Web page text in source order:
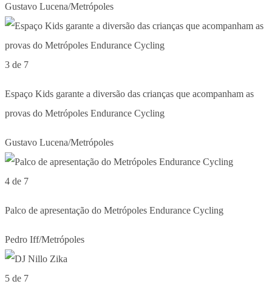
Gustavo Lucena/Metrópoles
3 de 7
Espaço Kids garante a diversão das crianças que acompanham as
provas do Metrópoles Endurance Cycling
Gustavo Lucena/Metrópoles
4 de 7
Palco de apresentação do Metrópoles Endurance Cycling
Pedro Iff/Metrópoles
5 de 7